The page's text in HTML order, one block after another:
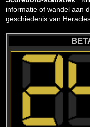
informatie of wandel aan
geschiedenis van